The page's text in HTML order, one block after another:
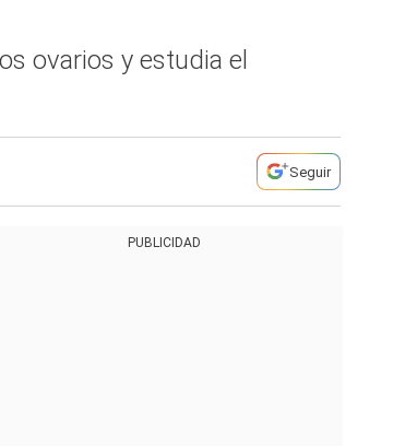
ovarios y estudia el
Seguir
PUBLICIDAD